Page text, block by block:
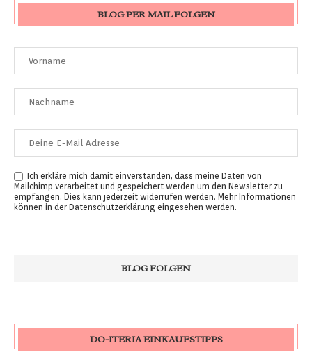
BLOG PER MAIL FOLGEN
Ich erkläre mich damit einverstanden, dass meine Daten von
Mailchimp verarbeitet und gespeichert werden um den Newsletter zu
empfangen. Dies kann jederzeit widerrufen werden. Mehr Informationen
können in der Datenschutzerklärung eingesehen werden.
DO-ITERIA EINKAUFSTIPPS